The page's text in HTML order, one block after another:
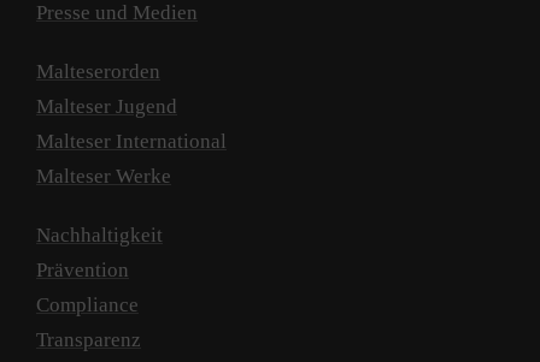
Presse und Medien
Malteserorden
Malteser Jugend
Malteser International
Malteser Werke
Nachhaltigkeit
Prävention
Compliance
Transparenz